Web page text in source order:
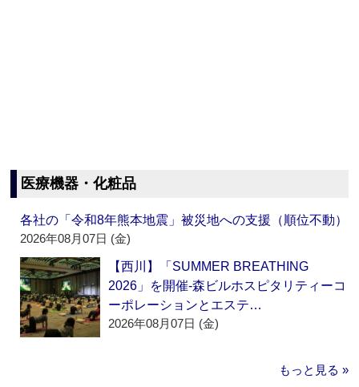
医療機器・化粧品
各社の「令和8年熊本地震」被災地への支援（順位不動）
2026年08月07日 (金)
【西川】「SUMMER BREATHING
2026」を開催‐森ビルホスピタリティーコ
ーポレーションとエステ…
2026年08月07日 (金)
もっと見る »